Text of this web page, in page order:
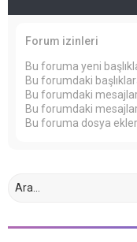
Forum izinleri
Bu foruma yeni
Bu forumdaki
Bu forumdaki
Bu forumdaki
Bu foruma dosya